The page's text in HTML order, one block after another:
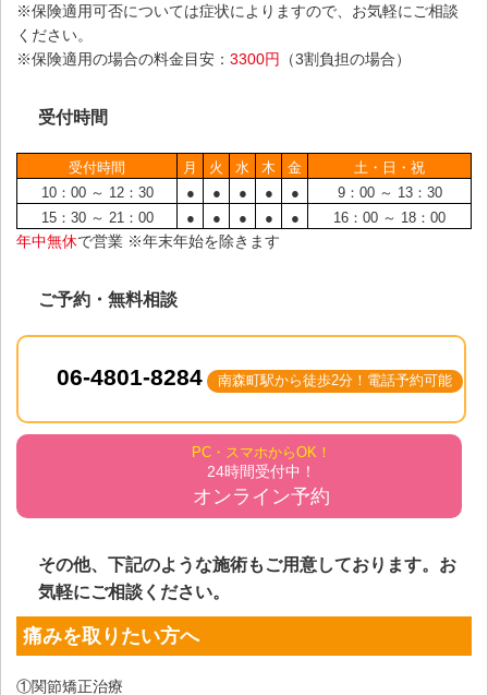
※保険適用可否については症状によりますので、お気軽にご相談
ください。
※保険適用の場合の料金目安： 3300円 （3割負担の場合）
受付時間
受付時間 月 火 水 木 金
土・日・祝
10：00 ～ 12：30
● ● ● ● ●
9：00 ～ 13：30
15：30 ～ 21：00
● ● ● ● ● 16：00 ～ 18：00
年中無休で営業 ※年末年始を除きます
ご予約・無料相談
06-4801-8284 南森町駅から徒歩2分！電話予約可能
PC・スマホからOK！
24時間受付中！
オンライン予約
その他、下記のような施術もご用意しております。お
気軽にご相談ください。
痛みを取りたい方へ
①関節矯正治療